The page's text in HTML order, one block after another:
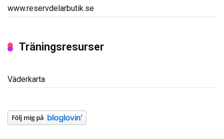
www.reservdelarbutik.se
Träningsresurser
Väderkarta